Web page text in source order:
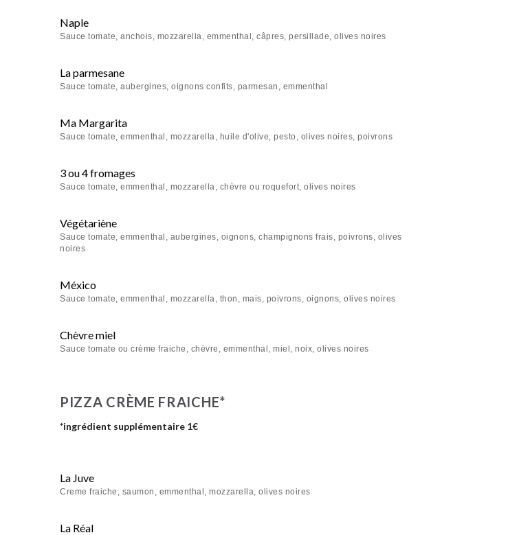
Naple
Sauce tomate, anchois, mozzarella, emmenthal, câpres, persillade, olives noires
La parmesane
Sauce tomate, aubergines, oignons confits, parmesan, emmenthal
Ma Margarita
Sauce tomate, emmenthal, mozzarella, huile d'olive, pesto, olives noires, poivrons
3 ou 4 fromages
Sauce tomate, emmenthal, mozzarella, chèvre ou roquefort, olives noires
Végétariène
Sauce tomate, emmenthal, aubergines, oignons, champignons frais, poivrons, olives
noires
México
Sauce tomate, emmenthal, mozzarella, thon, mais, poivrons, oignons, olives noires
Chèvre miel
Sauce tomate ou crème fraiche, chèvre, emmenthal, miel, noix, olives noires
PIZZA CRÈME FRAICHE*
*ingrédient supplémentaire 1€
La Juve
Creme fraiche, saumon, emmenthal, mozzarella, olives noires
La Réal